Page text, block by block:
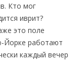
Кто мог
иврит?
это поле
Йорке работают
каждый вечер